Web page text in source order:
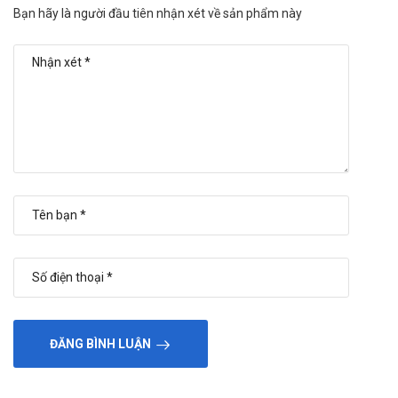
Khapharco
Để nơi mát, tránh ánh sáng, nhiệt độ dưới 30⁰C.
0,9%, Adrenalin. Nếu không tác dụng thì dùng Isoprenalin
Quên liều: Bổ sung liều ngay khi nhớ ra. Tuy nhiên, nếu thời
để bù cho liều đã bị bỏ lỡ.
Một số sản phẩm tương tự
Bạn hãy là người đầu tiên nhận xét về sản phẩm này
ĐĂNG BÌNH LUẬN